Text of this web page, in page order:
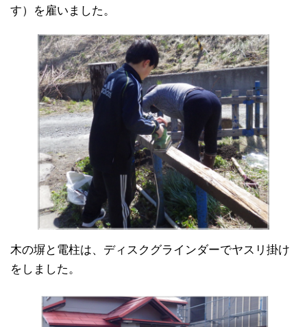
す）を雇いました。
木の塀と電柱は、ディスクグラインダーでヤスリ掛け
をしました。